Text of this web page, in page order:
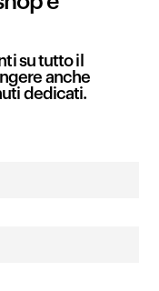
su tutto il
anche
dedicati.